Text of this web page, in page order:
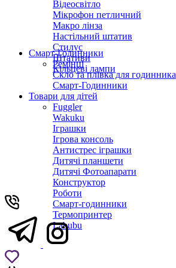
Відеосвітло
Мікрофон петличний
Макро лінза
Настільний штатив
Стилус
Штативи
Кільцеві лампи
Смарт-Годинники
Ремінці
Скло та плівка для годинника
Смарт-Годинники
Товари для дітей
Fuggler
Wakuku
Іграшки
Ігрова консоль
Антистрес іграшки
Дитячi планшети
Дитячі Фотоапарати
Конструктор
Роботи
Смарт-годинники
Термопринтер
Labubu